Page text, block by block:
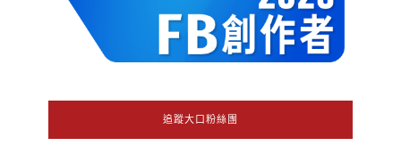
追蹤大口粉絲團